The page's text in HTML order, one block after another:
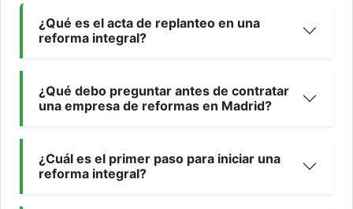
¿Qué es el acta de replanteo en una
reforma integral?
¿Qué debo preguntar antes de contratar
una empresa de reformas en Madrid?
¿Cuál es el primer paso para iniciar una
reforma integral?